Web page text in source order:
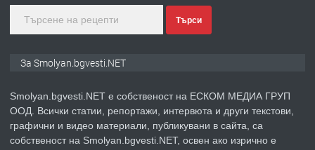
преди 2 години
ПРЕДЛАГА
Търси
За Smolyan.bgvesti.NET
Smolyan.bgvesti.NET е собственост на ЕСКОМ МЕДИА ГРУП
ООД. Всички статии, репортажи, интервюта и други текстови,
графични и видео материали, публикувани в сайта, са
собственост на Smolyan.bgvesti.NET, освен ако изрично е